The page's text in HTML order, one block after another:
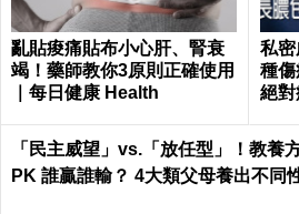
亂貼痠痛貼布小心肝、腎衰
竭！藥師教你3原則正確使用
｜每日健康 Health
私
種
絕
「民主威望」vs.「放任型」！教養
PK 誰贏誰輸？ 4大類父母養出不同